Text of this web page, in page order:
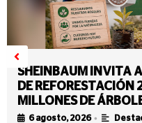
SHEINBAUM INVITA
DE
MILLONES DE
6 agosto, 2026 •